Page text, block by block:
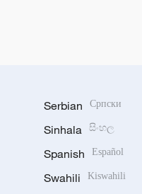
Serbian Српски
Sinhala සිංහල
Spanish Español
Swahili Kiswahili